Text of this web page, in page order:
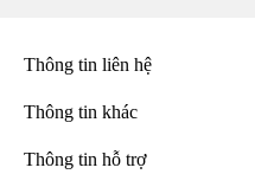
Thông tin liên hệ
Thông tin khác
Thông tin hỗ trợ